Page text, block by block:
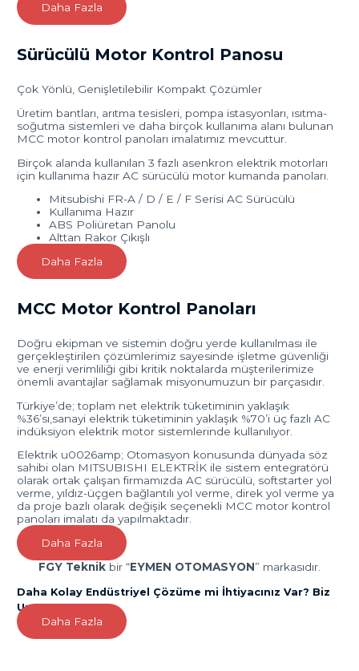
Daha Fazla
Sürücülü Motor Kontrol Panosu
Çok Yönlü, Genişletilebilir Kompakt Çözümler
Üretim bantları, arıtma tesisleri, pompa istasyonları, ısıtma-
soğutma sistemleri ve daha birçok kullanıma alanı bulunan
MCC motor kontrol panoları imalatımız mevcuttur.
Birçok alanda kullanılan 3 fazlı asenkron elektrik motorları
için kullanıma hazır AC sürücülü motor kumanda panoları.
Mitsubishi FR-A / D / E / F Serisi AC Sürücülü
Kullanıma Hazır
ABS Poliüretan Panolu
Alttan Rakor Çıkışlı
Daha Fazla
MCC Motor Kontrol Panoları
Doğru ekipman ve sistemin doğru yerde kullanılması ile
gerçekleştirilen çözümlerimiz sayesinde işletme güvenliği
ve enerji verimliliği gibi kritik noktalarda müşterilerimize
önemli avantajlar sağlamak misyonumuzun bir parçasıdır.
Türkiye’de; toplam net elektrik tüketiminin yaklaşık
%36’sı,sanayi elektrik tüketiminin yaklaşık %70’i üç fazlı AC
indüksiyon elektrik motor sistemlerinde kullanılıyor.
Elektrik u0026amp; Otomasyon konusunda dünyada söz
sahibi olan MITSUBISHI ELEKTRİK ile sistem entegratörü
olarak ortak çalışan firmamızda AC sürücülü, softstarter yol
verme, yıldız-üçgen bağlantılı yol verme, direk yol verme ya
da proje bazlı olarak değişik seçenekli MCC motor kontrol
panoları imalatı da yapılmaktadır.
Daha Fazla
FGY Teknik bir “EYMEN OTOMASYON” markasıdır.
Daha Kolay Endüstriyel Çözüme mi İhtiyacınız Var? Biz
Uzmanız!
Daha Fazla